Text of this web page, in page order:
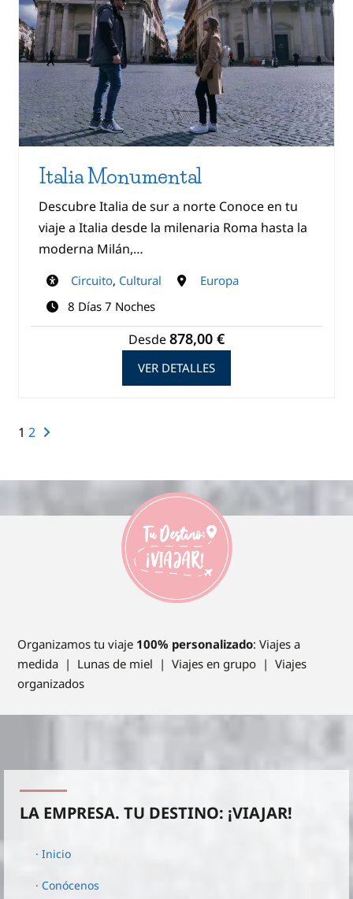
Italia Monumental
Descubre Italia de sur a norte Conoce en tu
viaje a Italia desde la milenaria Roma hasta la
moderna Milán,…
Circuito, Cultural
Europa
8 Días 7 Noches
Desde878,00 €
VER DETALLES
1 2
Organizamos tu viaje 100% personalizado: Viajes a
medida | Lunas de miel | Viajes en grupo | Viajes
organizados
LA EMPRESA. TU DESTINO: ¡VIAJAR!
· Inicio
· Conócenos